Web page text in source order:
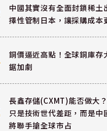
中國其實沒有全面封鎖稀土
擇性管制日本，讓採購成本
銅價逼近高點！全球銅庫存
鋸加劇
長鑫存儲(CXMT)能否做大
只是技術世代差距，而是中
將聯手搶全球市占